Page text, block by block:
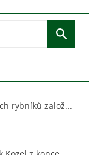
rybníků založ...